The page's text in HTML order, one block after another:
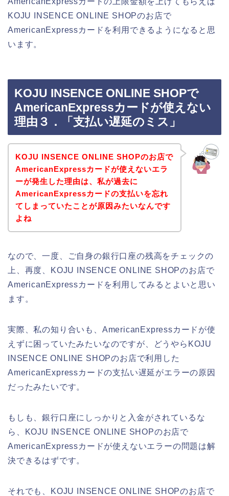
KOJU INSENCE ONLINE SHOPのお店で
AmericanExpressカードを利用できるようになると思
います。
KOJU INSENCE ONLINE SHOPで
AmericanExpressカードが使えない
理由３．「支払い遅延のミス」
KOJU INSENCE ONLINE SHOPのお店で
AmericanExpressカードが使えないエラ
ーが発生した理由は、私が過去に
AmericanExpressカードの支払いを忘れ
てしまっていたことが原因みたいなんです
よね
なので、一度、ご自身の銀行口座の残高をチェックの
上、再度、KOJU INSENCE ONLINE SHOPのお店で
AmericanExpressカードを利用してみるとよいと思い
ます。
実際、私の知り合いも、AmericanExpressカードが使
えずに困っていたみたいなのですが、どうやらKOJU
INSENCE ONLINE SHOPのお店で利用した
AmericanExpressカードの支払い遅延がエラーの原因
だったみたいです。
もしも、銀行口座にしっかりと入金がされているな
ら、KOJU INSENCE ONLINE SHOPのお店で
AmericanExpressカードが使えないエラーの問題は解
決できるはずです。
それでも、KOJU INSENCE ONLINE SHOPのお店で